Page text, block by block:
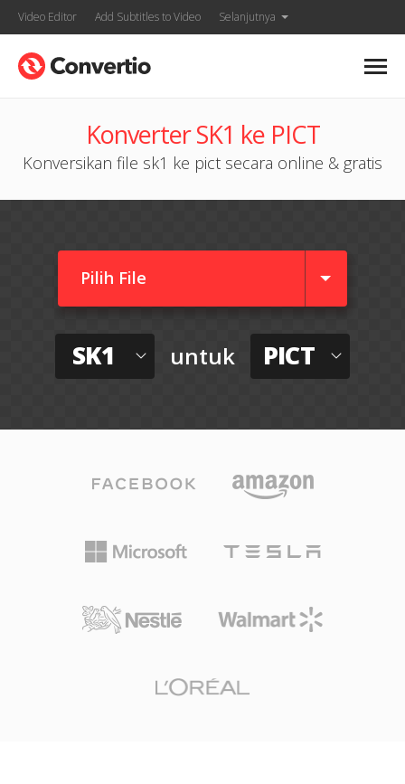
Video Editor Add Subtitles to Video Selanjutnya
Konverter SK1 ke PICT
Konversikan file sk1 ke pict secara online & gratis
Pilih File
SK1 untuk PICT